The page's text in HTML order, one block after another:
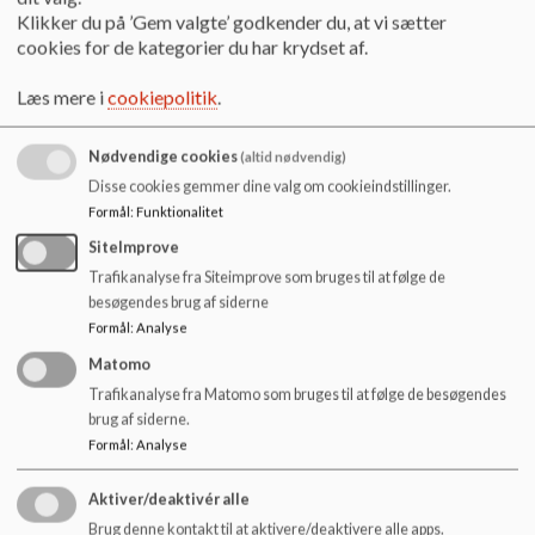
Omkring digital dannelse er det vigtigt at være opmærksom
på, at Odense Kommune har en ”BEREDSKABSPLAN for
digitale krænkelser ved deling af videoer og billeder”(*).
Heri kan man få detaljeret info:
Digitale krænkelser – når du har konstateret en
krænkelse
Hvornår er der tale om en krænkelse ?
Ledelsens ansvar – i forbindelse med en krænkelse
Efter krænkelsen
Her kan man også læse om, hvad Persondataloven siger
om deling af portrætter og billeder.
Læs mere om digitale krænkelser i bilaget ”Hvad siger
loven om BILLEDDELING?”(**), som giver svar på:
Straffelovens § 264A – freds- og ærekrænkelser
Straffelovens § 264D – freds- og ærekrænkelser
Klikker du på ’Gem valgte’ godkender du, at vi sætter
cookies for de kategorier du har krydset af.
Læs mere icookiepolitik.
Nødvendige cookies(altid nødvendig)
Disse cookies gemmer dine valg om cookieindstillinger.
Formål: Funktionalitet
SiteImprove
Trafikanalyse fra Siteimprove som bruges til at følge de
besøgendes brug af siderne
Formål : Analyse
Matomo
Trafikanalyse fra Matomo som bruges til at følge de besøgendes
brug af siderne.
Formål: Analyse
Aktiver/deaktivér alle
Brug denne kontakt til at aktivere/deaktivere alle apps.